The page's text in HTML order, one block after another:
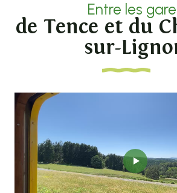
Entre les
de Tence et du
sur-